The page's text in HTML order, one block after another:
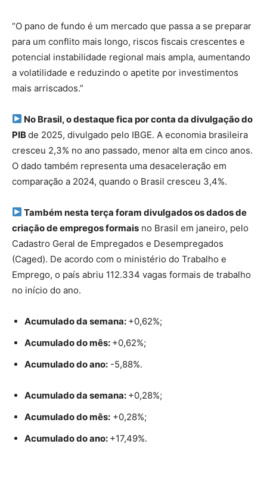
“O pano de fundo é um mercado que passa a se preparar
para um conflito mais longo, riscos fiscais crescentes e
potencial instabilidade regional mais ampla, aumentando
a volatilidade e reduzindo o apetite por investimentos
mais arriscados.”
No Brasil, o destaque fica por conta da divulgação do
PIBde 2025, divulgado pelo IBGE. A economia brasileira
cresceu 2,3% no ano passado, menor alta em cinco anos.
O dado também representa uma desaceleração em
comparação a 2024, quando o Brasil cresceu 3,4%.
Também nesta terça foram divulgados os dados de
criação de empregos formais no Brasil em janeiro, pelo
Cadastro Geral de Empregados e Desempregados
(Caged). De acordo com o ministério do Trabalho e
Emprego, o país abriu 112.334 vagas formais de trabalho
no início do ano.
Acumulado da semana: +0,62%;
Acumulado do mês: +0,62%;
Acumulado do ano: -5,88%.
Acumulado da semana: +0,28%;
Acumulado do mês: +0,28%;
Acumulado do ano: +17,49%.